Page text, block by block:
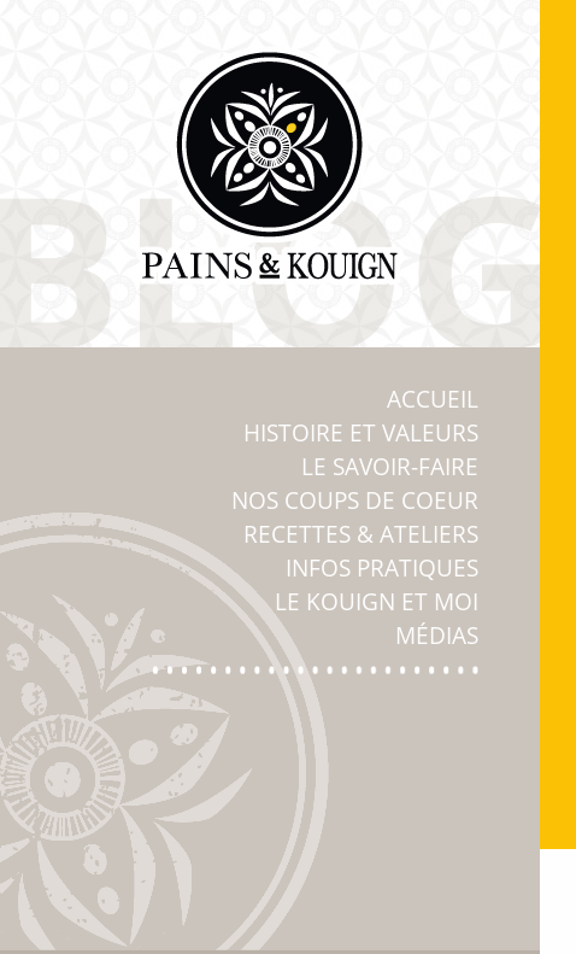
ACCUEIL
HISTOIRE ET VALEURS
LE SAVOIR-FAIRE
NOS COUPS DE COEUR
RECETTES & ATELIERS
INFOS PRATIQUES
LE KOUIGN ET MOI
MÉDIAS